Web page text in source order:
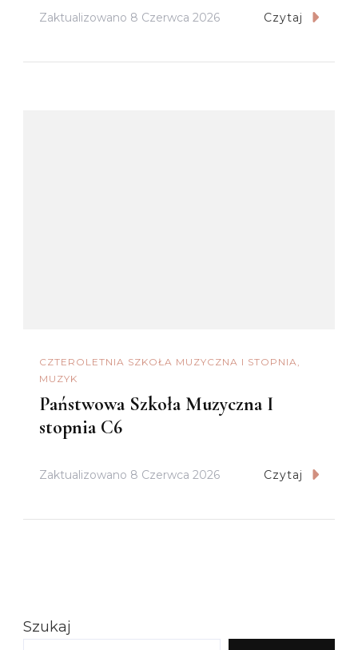
Zaktualizowano 8 Czerwca 2026 Czytaj
CZTEROLETNIA SZKOŁA MUZYCZNA I STOPNIA
MUZYK
Państwowa Szkoła Muzyczna I
stopnia C6
Zaktualizowano 8 Czerwca 2026 Czytaj
Szukaj